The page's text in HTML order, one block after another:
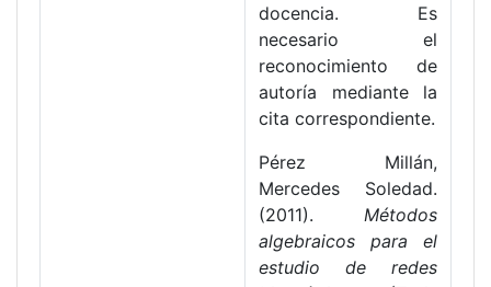
docencia. Es
necesario el
reconocimiento de
autoría mediante la
cita correspondiente.
Pérez Millán,
Mercedes Soledad.
(2011). Métodos
algebraicos para el
estudio de redes